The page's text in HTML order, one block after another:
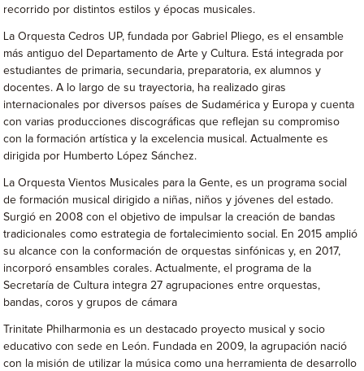
recorrido por distintos estilos y épocas musicales.
La Orquesta Cedros UP, fundada por Gabriel Pliego, es el ensamble
más antiguo del Departamento de Arte y Cultura. Está integrada por
estudiantes de primaria, secundaria, preparatoria, ex alumnos y
docentes. A lo largo de su trayectoria, ha realizado giras
internacionales por diversos países de Sudamérica y Europa y cuenta
con varias producciones discográficas que reflejan su compromiso
con la formación artística y la excelencia musical. Actualmente es
dirigida por Humberto López Sánchez.
La Orquesta Vientos Musicales para la Gente, es un programa social
de formación musical dirigido a niñas, niños y jóvenes del estado.
Surgió en 2008 con el objetivo de impulsar la creación de bandas
tradicionales como estrategia de fortalecimiento social. En 2015 amplió
su alcance con la conformación de orquestas sinfónicas y, en 2017,
incorporó ensambles corales. Actualmente, el programa de la
Secretaría de Cultura integra 27 agrupaciones entre orquestas,
bandas, coros y grupos de cámara
Trinitate Philharmonia es un destacado proyecto musical y socio
educativo con sede en León. Fundada en 2009, la agrupación nació
con la misión de utilizar la música como una herramienta de desarrollo